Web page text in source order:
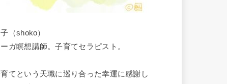
（shoko）
ーガ瞑想講師。子育てセラピスト。
てという天職に巡り合った幸運に感謝し